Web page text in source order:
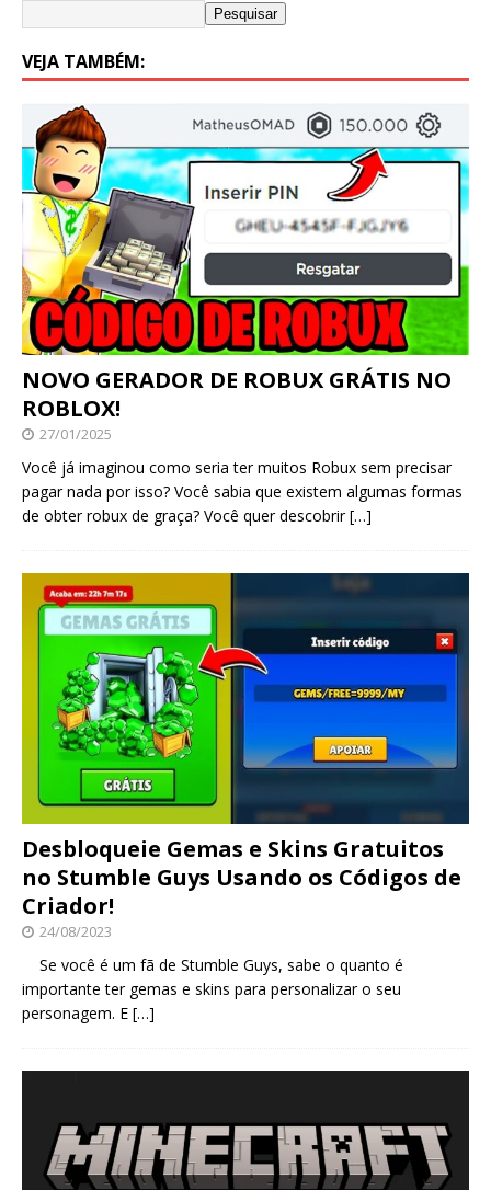
Pesquisar
VEJA TAMBÉM:
NOVO GERADOR DE ROBUX GRÁTIS NO
ROBLOX!
27/01/2025
Você já imaginou como seria ter muitos Robux sem precisar
pagar nada por isso? Você sabia que existem algumas formas
de obter robux de graça? Você quer descobrir[…]
Desbloqueie Gemas e Skins Gratuitos
no Stumble Guys Usando os Códigos de
Criador!
24/08/2023
Se você é um fã de Stumble Guys, sabe o quanto é
importante ter gemas e skins para personalizar o seu
personagem. E […]